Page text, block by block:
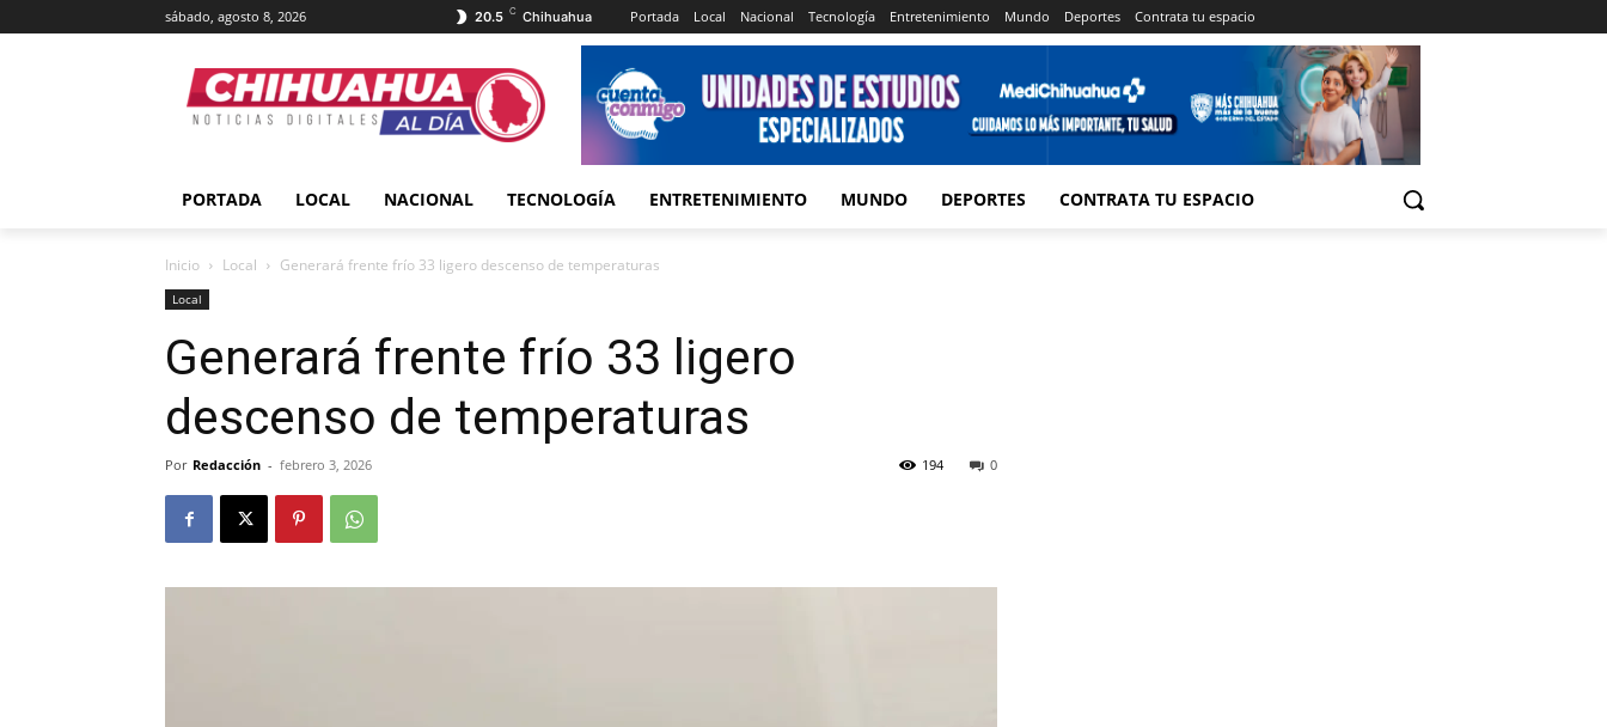
sábado, agosto 8, 2026 20.5 C Chihuahua Portada Local Nacional Tecnología Entretenimiento Mundo Deportes Contrata tu espacio
PORTADA LOCAL NACIONAL TECNOLOGÍA ENTRETENIMIENTO MUNDO DEPORTES CONTRATA TU ESPACIO
Inicio Local Generará frente frío 33 ligero descenso de temperaturas
Local
Generará frente frío 33 ligero
descenso de temperaturas
Por Redacción - febrero 3, 2026 0
194